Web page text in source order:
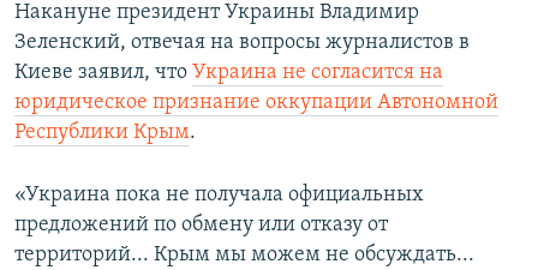
Накануне президент Украины Владимир
Зеленский, отвечая на вопросы журналистов в
Киеве заявил, что Украина не согласится на
юридическое признание оккупации Автономной
Республики Крым.
«Украина пока не получала официальных
предложений по обмену или отказу от
территорий... Крым мы можем не обсуждать...